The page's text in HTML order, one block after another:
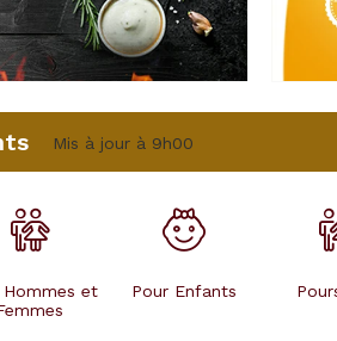
Mis à jour à 9h00
Hommes et
Pour Enfants